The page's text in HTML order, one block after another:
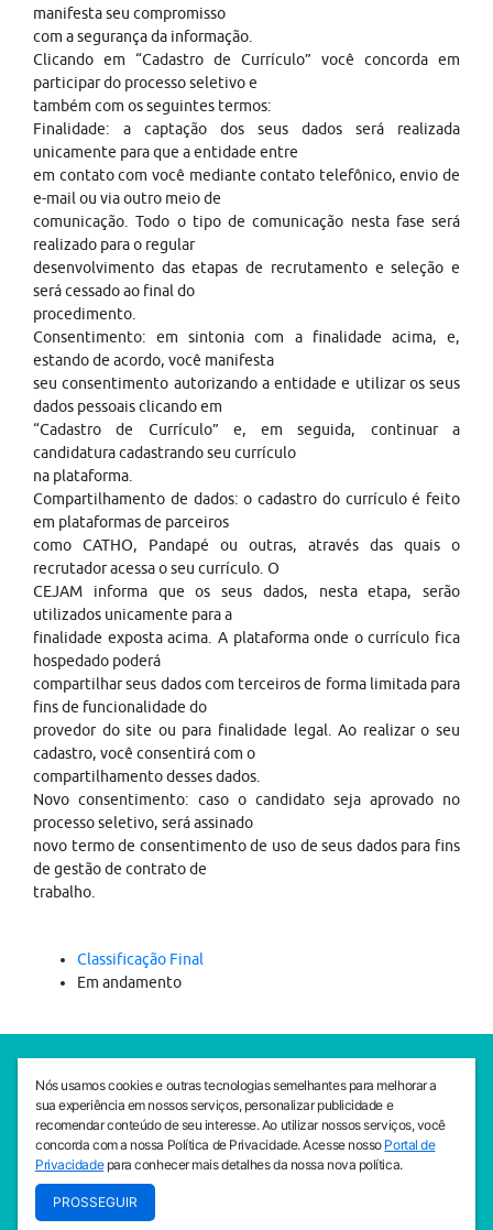
manifesta seu compromisso
com a segurança da informação.
Clicando em “Cadastro de Currículo” você concorda em
participar do processo seletivo e
também com os seguintes termos:
Finalidade: a captação dos seus dados será realizada
unicamente para que a entidade entre
em contato com você mediante contato telefônico, envio de
e-mail ou via outro meio de
comunicação. Todo o tipo de comunicação nesta fase será
realizado para o regular
desenvolvimento das etapas de recrutamento e seleção e
será cessado ao final do
procedimento.
Consentimento: em sintonia com a finalidade acima, e,
estando de acordo, você manifesta
seu consentimento autorizando a entidade e utilizar os seus
dados pessoais clicando em
“Cadastro de Currículo” e, em seguida, continuar a
candidatura cadastrando seu currículo
na plataforma.
Compartilhamento de dados: o cadastro do currículo é feito
em plataformas de parceiros
como CATHO, Pandapé ou outras, através das quais o
recrutador acessa o seu currículo. O
CEJAM informa que os seus dados, nesta etapa, serão
utilizados unicamente para a
finalidade exposta acima. A plataforma onde o currículo fica
hospedado poderá
compartilhar seus dados com terceiros de forma limitada para
fins de funcionalidade do
provedor do site ou para finalidade legal. Ao realizar o seu
cadastro, você consentirá com o
compartilhamento desses dados.
Novo consentimento: caso o candidato seja aprovado no
processo seletivo, será assinado
novo termo de consentimento de uso de seus dados para fins
de gestão de contrato de
trabalho.
Classificação Final
Em andamento
SEDE CEJAM
Av. da Liberdade, 765, Liberdade, São Paulo, 01503-001
(11) 3469 - 1818
INSTITUTO CEJAM
Av. da Liberdade, 765, Liberdade, São Paulo, 01503-001
Nós usamos cookies e outras tecnologias semelhantes para melhorar a
sua experiência em nossos serviços, personalizar publicidade e
recomendar conteúdo de seu interesse. Ao utilizar nossos serviços, você
concorda com a nossa Política de Privacidade. Acesse nosso Portal de
Privacidadepara conhecer mais detalhes da nossa nova política.
PROSSEGUIR